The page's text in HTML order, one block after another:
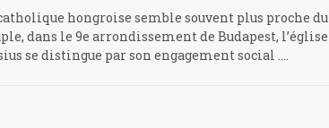
hongroise semble souvent plus proche du
dans le 9e arrondissement de Budapest, l’église
se distingue par son engagement social .…